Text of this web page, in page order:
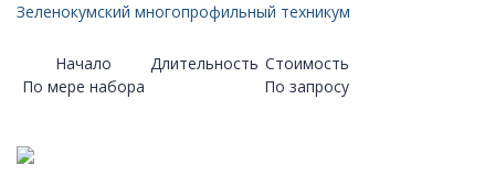
Зеленокумский многопрофильный техникум
Начало
По мере набора
Длительность Стоимость
По запросу